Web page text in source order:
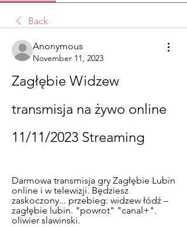
Back
Anonymous
November 11, 2023
Zagłębie Widzew
transmisja na żywo online
11/11/2023 Streaming
Darmowa transmisja gry Zagłębie Lubin
online i w telewizji. Będziesz
zaskoczony... przebieg: widzew łódź –
zagłębie lubin. "powrot" "canal+".
oliwier slawinski.